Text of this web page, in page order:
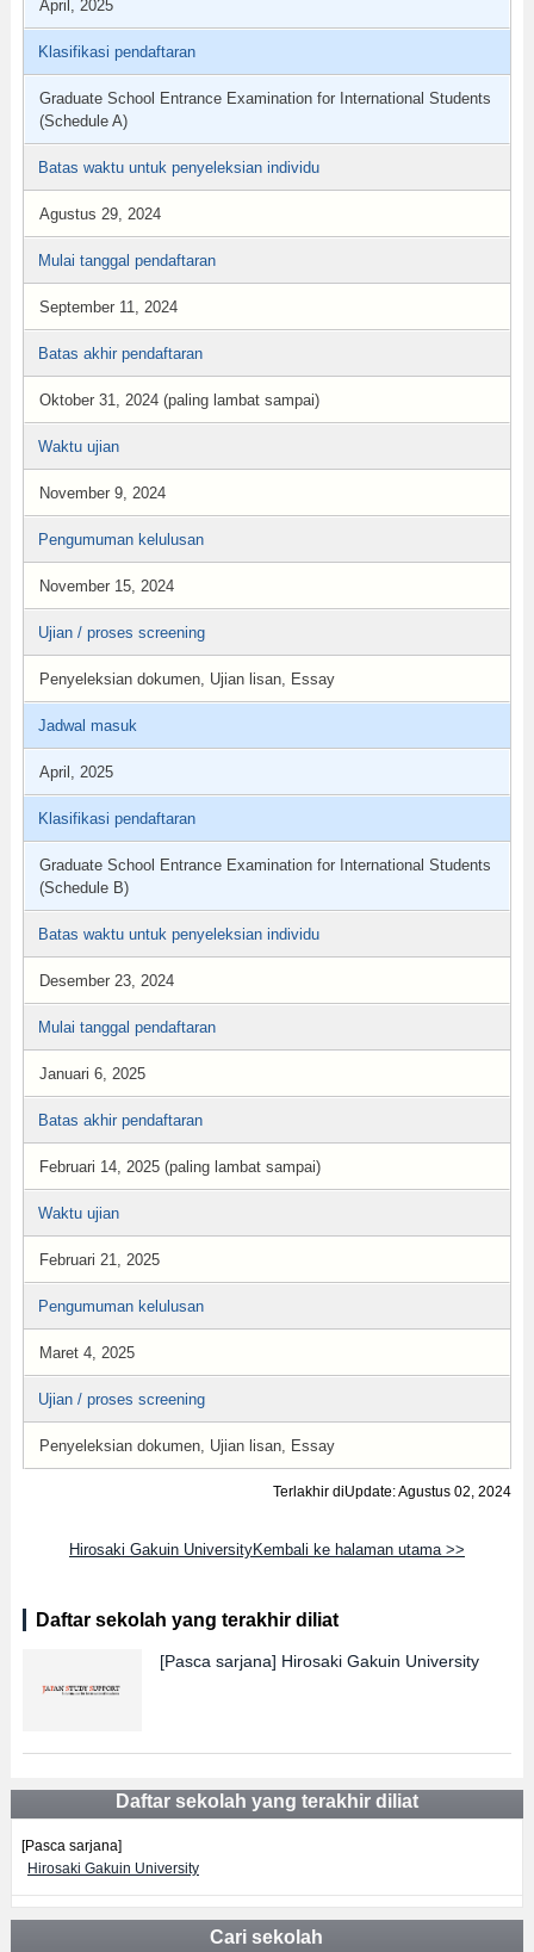
April, 2025
Klasifikasi pendaftaran
Graduate School Entrance Examination for International Students
(Schedule A)
Batas waktu untuk penyeleksian individu
Agustus 29, 2024
Mulai tanggal pendaftaran
September 11, 2024
Batas akhir pendaftaran
Oktober 31, 2024 (paling lambat sampai)
Waktu ujian
November 9, 2024
Pengumuman kelulusan
November 15, 2024
Ujian / proses screening
Penyeleksian dokumen, Ujian lisan, Essay
Jadwal masuk
April, 2025
Klasifikasi pendaftaran
Graduate School Entrance Examination for International Students
(Schedule B)
Batas waktu untuk penyeleksian individu
Desember 23, 2024
Mulai tanggal pendaftaran
Januari 6, 2025
Batas akhir pendaftaran
Februari 14, 2025 (paling lambat sampai)
Waktu ujian
Februari 21, 2025
Pengumuman kelulusan
Maret 4, 2025
Ujian / proses screening
Penyeleksian dokumen, Ujian lisan, Essay
Terlakhir diUpdate: Agustus 02, 2024
Hirosaki Gakuin UniversityKembali ke halaman utama >>
Daftar sekolah yang terakhir diliat
[Pasca sarjana] Hirosaki Gakuin University
Daftar sekolah yang terakhir diliat
[Pasca sarjana]
Hirosaki Gakuin University
Cari sekolah